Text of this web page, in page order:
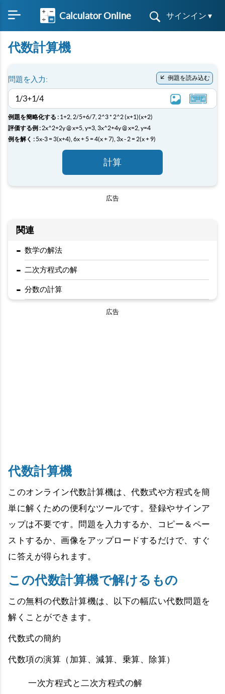
Calculator Online サインイン ▾
代数計算機
問題を入力: 例題を読み込む
例題を簡略化する : 1+2, 2/5+6/7, 2^3 * 2^2(x+1)(x+2)
評価する例 : 2x^2+2y @ x=5, y=3, 3x^2+4y @ x=2, y=4
例を解く : 5x-3 = 3(x+4), 6x + 5 = 4(x + 7), 3x - 2 = 2(x + 9)
計算
広告
関連
- 数学の解法
- 二次方程式の解
- 分数の計算
広告
代数計算機
このオンライン代数計算機は、代数式や方程式を簡
単に解くための便利なツールです。登録やサインア
ップは不要です。問題を入力するか、コピー＆ペー
ストするか、画像をアップロードするだけで、すぐ
に答えが得られます。
この代数計算機で解けるもの
この無料の代数計算機は、以下の幅広い代数問題を
解くことができます。
代数式の簡約
代数項の演算（加算、減算、乗算、除算）
一次方程式と二次方程式の解